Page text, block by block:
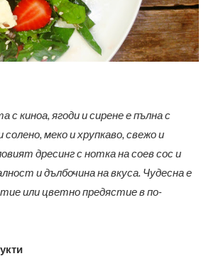
с киноа, ягоди и сирене е пълна с
меко и хрупкаво, свежо и
дресинг с нотка на соев сос и
и дълбочина на вкуса. Чудесна е
или цветно предястие в по-